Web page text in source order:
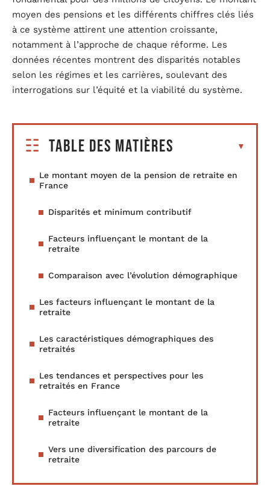
moyen des pensions et les différents chiffres clés liés
à ce système attirent une attention croissante,
notamment à l’approche de chaque réforme. Les
données récentes montrent des disparités notables
selon les régimes et les carrières, soulevant des
interrogations sur l’équité et la viabilité du système.
Table des matières
Le montant moyen de la pension de retraite en
France
Disparités et minimum contributif
Facteurs influençant le montant de la
retraite
Comparaison avec l’évolution démographique
Les facteurs influençant le montant de la
retraite
Les caractéristiques démographiques des
retraités
Les tendances et perspectives pour les
retraités en France
Facteurs influençant le montant de la
retraite
Vers une diversification des parcours de
retraite